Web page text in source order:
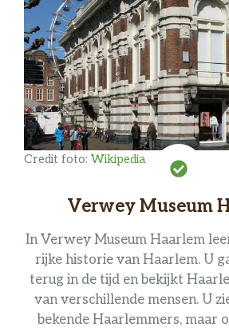
Credit foto: Wikipedia
Verwey Museum
In Verwey Museum Haarlem
rijke historie van Haarlem. U
terug in de tijd en bekijkt
van verschillende mensen. U
bekende Haarlemmers, maar